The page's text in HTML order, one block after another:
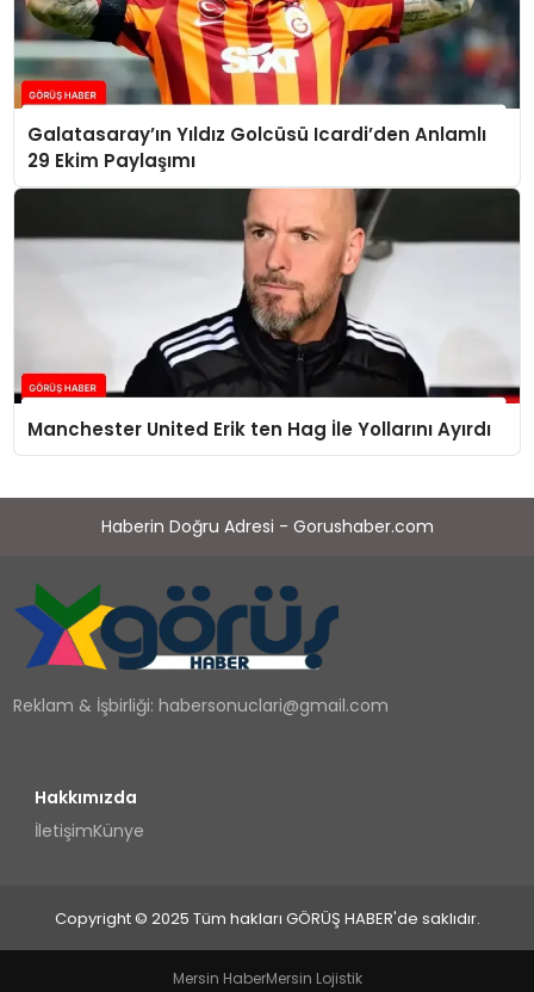
Galatasaray’ın Yıldız Golcüsü Icardi’den Anlamlı
29 Ekim Paylaşımı
Manchester United Erik ten Hag İle Yollarını Ayırdı
Haberin Doğru Adresi - Gorushaber.com
Reklam & İşbirliği:habersonuclari@gmail.com
Hakkımızda
İletişimKünye
Copyright © 2025 Tüm hakları GÖRÜŞ HABER'de saklıdır.
Mersin HaberMersin Lojistik